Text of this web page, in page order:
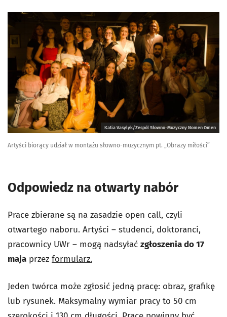
Katia Vasylyk/Zespól Słowno-Muzyczny Nomen Omen
Artyści biorący udział w montażu słowno-muzycznym pt. „Obrazy miłości”
Odpowiedz na otwarty nabór
Prace zbierane są na zasadzie open call, czyli
otwartego naboru. Artyści – studenci, doktoranci,
pracownicy UWr – mogą nadsyłać zgłoszenia do 17
maja przez formularz.
Jeden twórca może zgłosić jedną pracę: obraz, grafikę
lub rysunek. Maksymalny wymiar pracy to 50 cm